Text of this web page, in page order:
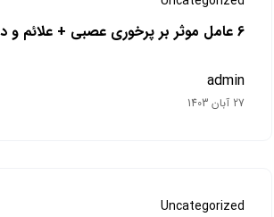
6 عامل موثر بر پرخوری عصبی + علائم و درمان
admin
27 آبان 1403
Uncategorized